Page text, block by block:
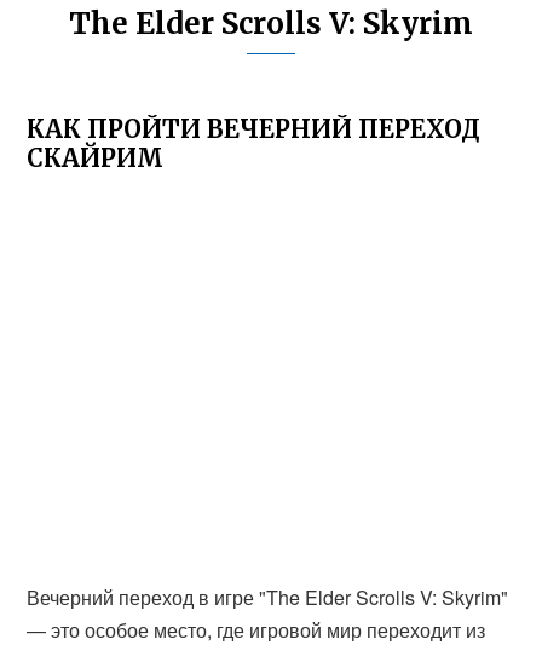
The Elder Scrolls V: Skyrim
КАК ПРОЙТИ ВЕЧЕРНИЙ ПЕРЕХОД
СКАЙРИМ
Вечерний переход в игре "The Elder Scrolls V: Skyrim"
— это особое место, где игровой мир переходит из